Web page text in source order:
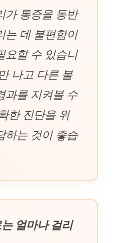
가 통증을 동반
는 데 불편함이
요할 수 있습니
나고 다른 불
과를 지켜볼 수
한 진단을 위
하는 것이 좋습
얼마나 걸리